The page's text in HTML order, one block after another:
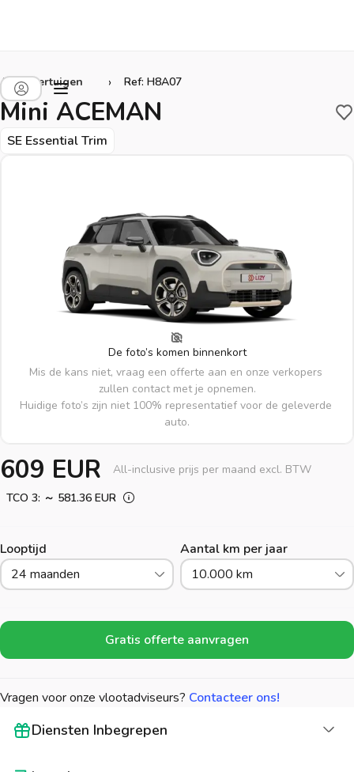
Alle voertuigen › Ref: H8A07
Mini ACEMAN
SE Essential Trim
De foto’s komen binnenkort
Mis de kans niet, vraag een offerte aan en onze verkopers
zullen contact met je opnemen.
Huidige foto’s zijn niet 100% representatief voor de geleverde
auto.
609 EUR
All-inclusive prijs per maand excl. BTW
TCO 3: ～ 581.36 EUR
Looptijd
24 maanden
Aantal km per jaar
10.000 km
Gratis offerte aanvragen
Vragen voor onze vlootadviseurs? Contacteer ons!
Diensten Inbegrepen